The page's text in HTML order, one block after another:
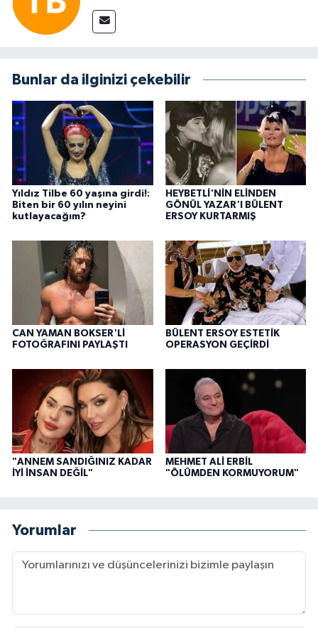
Bunlar da ilginizi çekebilir
Yıldız Tilbe 60 yaşına girdi!:
Biten bir 60 yılın neyini
kutlayacağım?
HEYBETLİ'NİN ELİNDEN
GÖNÜL YAZAR'I BÜLENT
ERSOY KURTARMIŞ
CAN YAMAN BOKSER'Lİ
FOTOĞRAFINI PAYLAŞTI
BÜLENT ERSOY ESTETİK
OPERASYON GEÇİRDİ
"ANNEM SANDIĞINIZ KADAR
İYİ İNSAN DEĞİL"
MEHMET ALİ ERBİL
"ÖLÜMDEN KORMUYORUM"
Yorumlar